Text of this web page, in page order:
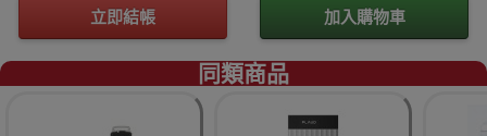
立即結帳 加入購物車
同類商品